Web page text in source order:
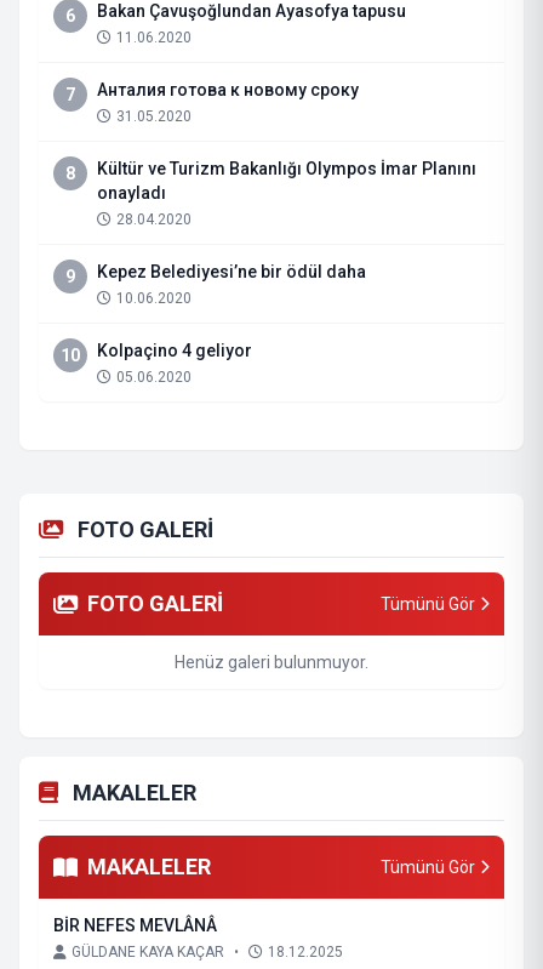
6 Bakan Çavuşoğlundan Ayasofya tapusu
11.06.2020
7 Анталия готова к новому сроку
31.05.2020
8
Kültür ve Turizm Bakanlığı Olympos İmar Planını
onayladı
28.04.2020
9 Kepez Belediyesi’ne bir ödül daha
10.06.2020
10 Kolpaçino 4 geliyor
05.06.2020
FOTO GALERİ
FOTO GALERİ Tümünü Gör
Henüz galeri bulunmuyor.
MAKALELER
MAKALELER Tümünü Gör
BİR NEFES MEVLÂNÂ
GÜLDANE KAYA KAÇAR • 18.12.2025